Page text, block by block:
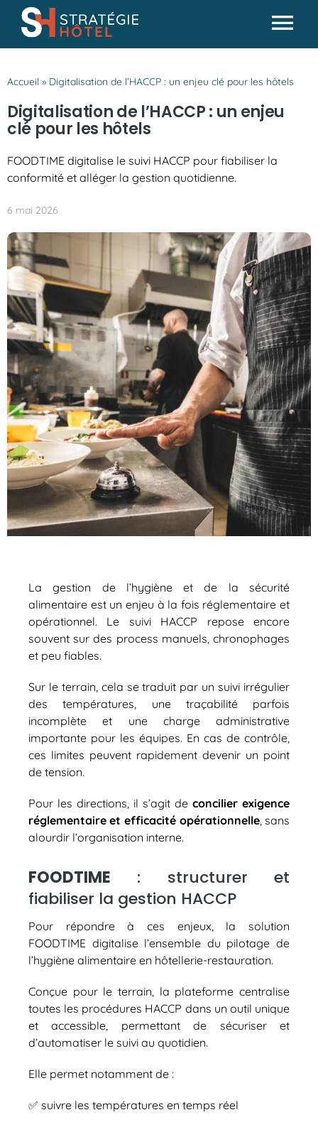
Passer
contenu
Analyses & conseils
Partenaires
Accueil » Digitalisation de l’HACCP : un enjeu clé pour les hôtels
Digitalisation de l’HACCP : un enjeu
clé pour les hôtels
FOODTIME digitalise le suivi HACCP pour fiabiliser la
conformité et alléger la gestion quotidienne.
6 mai 2026
La gestion de l’hygiène et de la sécurité
alimentaire est un enjeu à la fois réglementaire et
opérationnel. Le suivi HACCP repose encore
souvent sur des process manuels, chronophages
et peu fiables.
Sur le terrain, cela se traduit par un suivi irrégulier
des températures, une traçabilité parfois
incomplète et une charge administrative
importante pour les équipes. En cas de contrôle,
ces limites peuvent rapidement devenir un point
de tension.
Pour les directions, il s’agit deconcilier exigence
réglementaire et efficacité opérationnelle, sans
alourdir l’organisation interne.
FOODTIME : structurer et
fiabiliser la gestion HACCP
Pour répondre à ces enjeux, la solution
FOODTIME digitalise l’ensemble du pilotage de
l’hygiène alimentaire en hôtellerie-restauration.
Conçue pour le terrain, la plateforme centralise
toutes les procédures HACCP dans un outil unique
et accessible, permettant de sécuriser et
d’automatiser le suivi au quotidien.
Elle permet notamment de :
✅​ suivre les températures en temps réel